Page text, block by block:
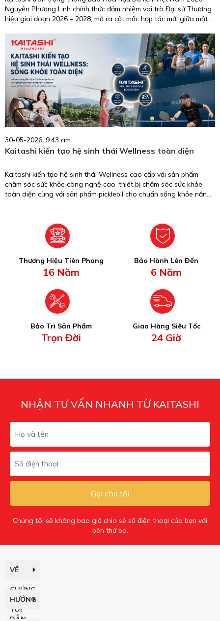
Nguyễn Phương Linh chính thức đảm nhiệm vai trò Đại sứ Thương
hiệu giai đoạn 2026 – 2028, mở ra cột mốc hợp tác mới giữa một
thương hiệu chăm sóc sức khỏe uy tín tại Việt Nam.
30-05-2026, 9:43 am
Kaitashi kiến tạo hệ sinh thái Wellness toàn diện
Kaitashi kiến tạo hệ sinh thái Wellness cao cấp với sản phẩm
chăm sóc sức khỏe công nghệ cao, thiết bị chăm sóc sức khỏe
toàn diện cùng với sản phẩm picklebll cho chuẩn sống khỏe năng
Thương Hiệu Tiên Phong
16 Năm
Bảo Hành Lên Đến
6 Năm
Bảo Trì Sản Phẩm
Trọn Đời
Giao Hàng Siêu Tốc
24 Giờ
NHẬN TƯ VẤN NHANH TỪ KAITASHI
Gọi cho tôi
Chúng tôi sẽ không bao giờ chia sẻ số điện thoại của bạn với
bên thứ ba.
VỀ
CHÚNG
TÔI
HƯỚNG
DẪN